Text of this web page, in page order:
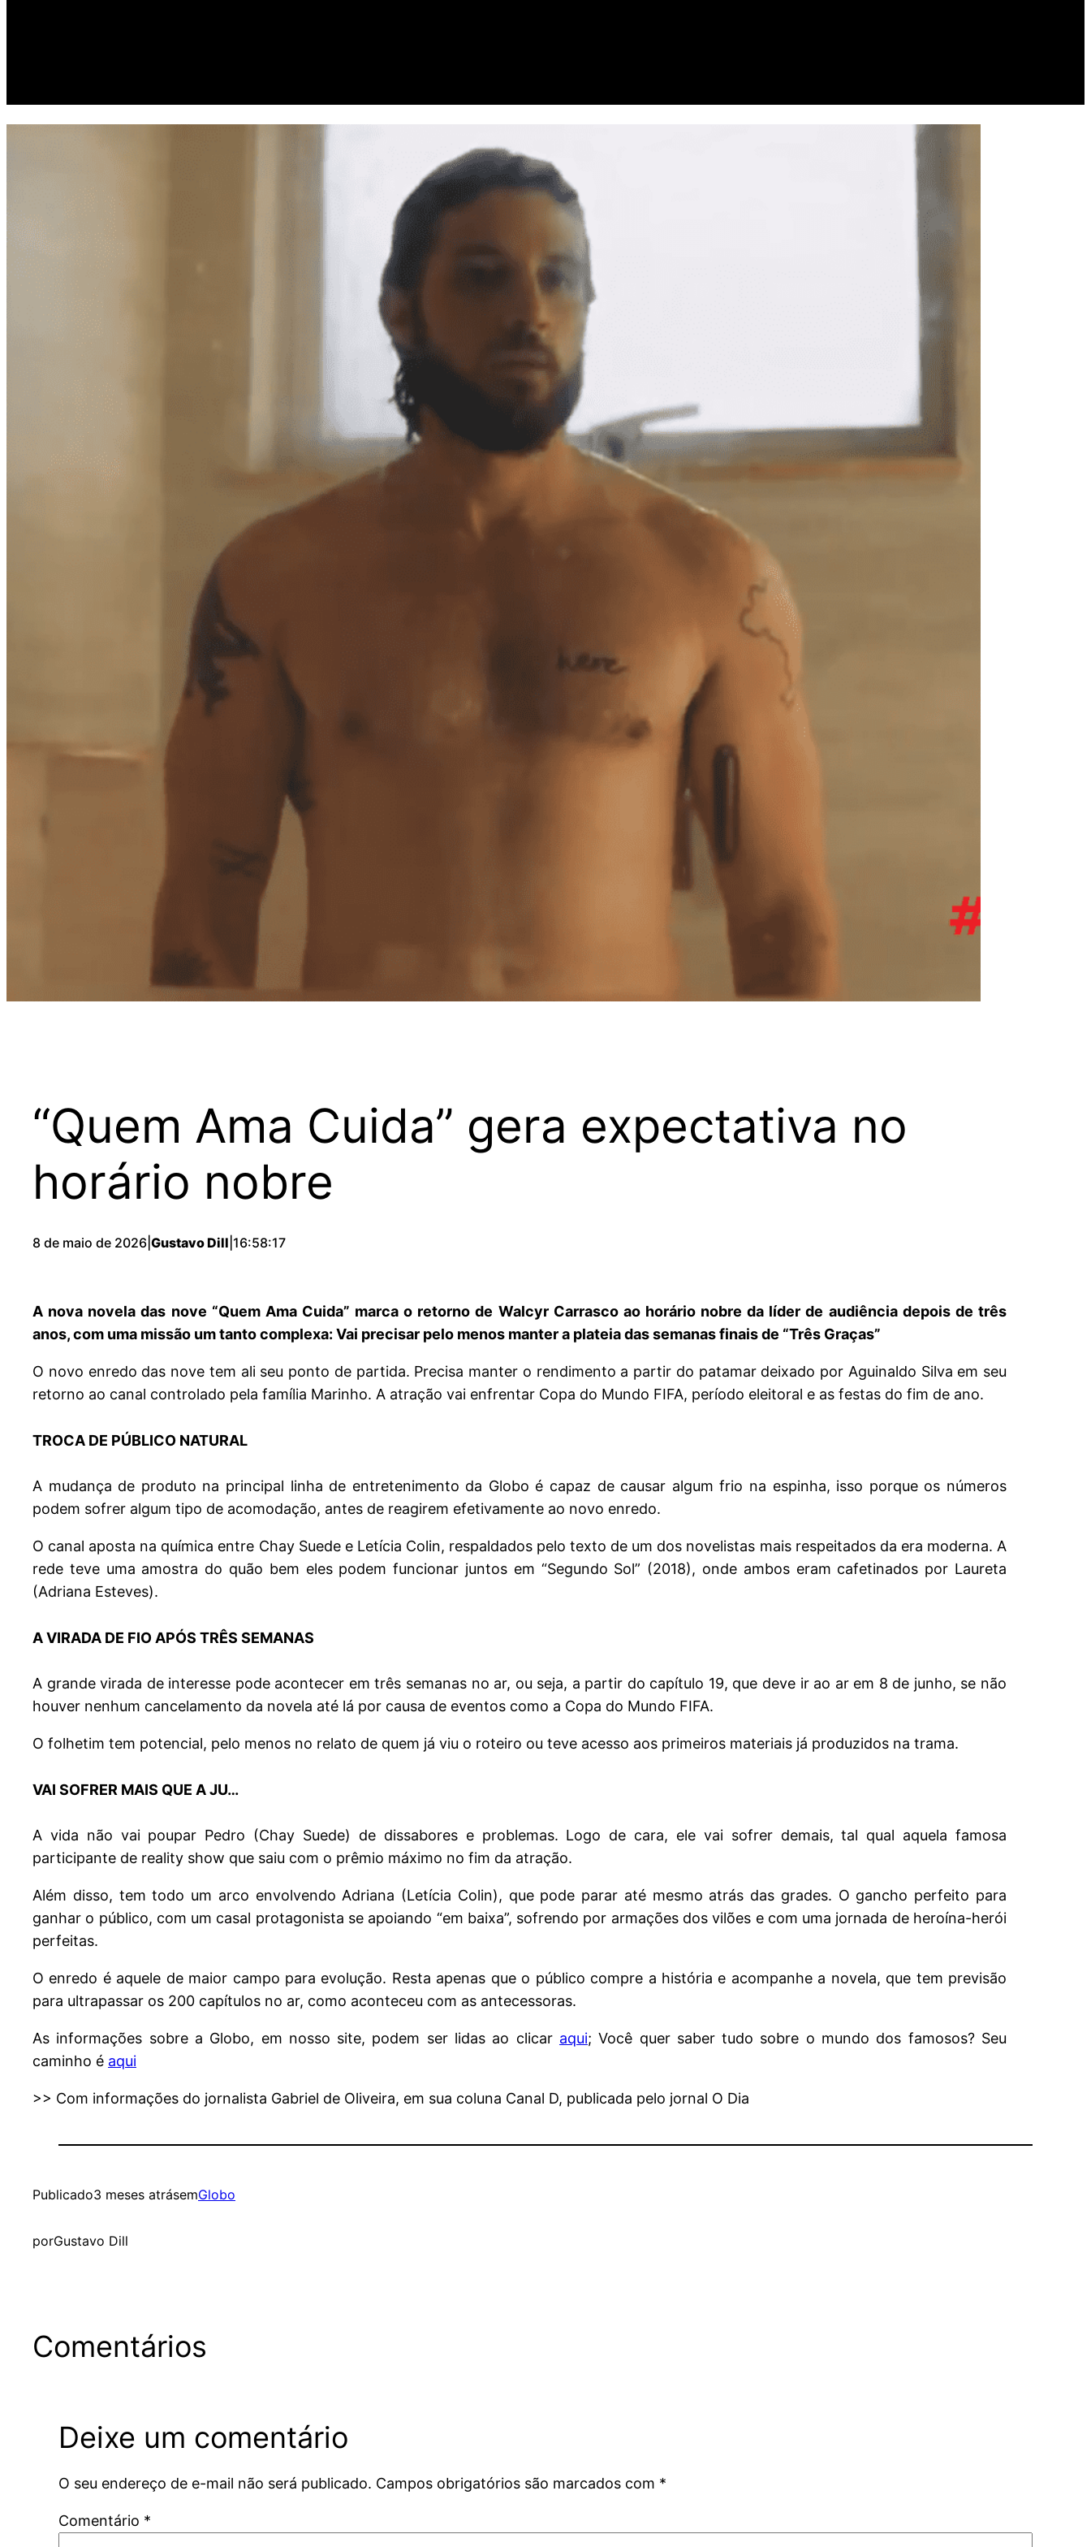
“Quem Ama Cuida” gera expectativa no
horário nobre
8 de maio de 2026 Gustavo Dill 16:58:17
A nova novela das nove “Quem Ama Cuida” marca o retorno de Walcyr Carrasco ao horário nobre da líder de audiência depois de três
anos, com uma missão um tanto complexa: Vai precisar pelo menos manter a plateia das semanas finais de “Três Graças”
O novo enredo das nove tem ali seu ponto de partida. Precisa manter o rendimento a partir do patamar deixado por Aguinaldo Silva em seu
retorno ao canal controlado pela família Marinho. A atração vai enfrentar Copa do Mundo FIFA, período eleitoral e as festas do fim de ano.
TROCA DE PÚBLICO NATURAL
A mudança de produto na principal linha de entretenimento da Globo é capaz de causar algum frio na espinha, isso porque os números
podem sofrer algum tipo de acomodação, antes de reagirem efetivamente ao novo enredo.
O canal aposta na química entre Chay Suede e Letícia Colin, respaldados pelo texto de um dos novelistas mais respeitados da era moderna. A
rede teve uma amostra do quão bem eles podem funcionar juntos em “Segundo Sol” (2018), onde ambos eram cafetinados por Laureta
(Adriana Esteves).
A VIRADA DE FIO APÓS TRÊS SEMANAS
A grande virada de interesse pode acontecer em três semanas no ar, ou seja, a partir do capítulo 19, que deve ir ao ar em 8 de junho, se não
houver nenhum cancelamento da novela até lá por causa de eventos como a Copa do Mundo FIFA.
O folhetim tem potencial, pelo menos no relato de quem já viu o roteiro ou teve acesso aos primeiros materiais já produzidos na trama.
VAI SOFRER MAIS QUE A JU…
A vida não vai poupar Pedro (Chay Suede) de dissabores e problemas. Logo de cara, ele vai sofrer demais, tal qual aquela famosa
participante de reality show que saiu com o prêmio máximo no fim da atração.
Além disso, tem todo um arco envolvendo Adriana (Letícia Colin), que pode parar até mesmo atrás das grades. O gancho perfeito para
ganhar o público, com um casal protagonista se apoiando “em baixa”, sofrendo por armações dos vilões e com uma jornada de heroína-herói
perfeitas.
O enredo é aquele de maior campo para evolução. Resta apenas que o público compre a história e acompanhe a novela, que tem previsão
para ultrapassar os 200 capítulos no ar, como aconteceu com as antecessoras.
As informações sobre a Globo, em nosso site, podem ser lidas ao clicar aqui; Você quer saber tudo sobre o mundo dos famosos? Seu
caminho é aqui
>> Com informações do jornalista Gabriel de Oliveira, em sua coluna Canal D, publicada pelo jornal O Dia
Publicado3 meses atrásemGlobo
porGustavo Dill
Comentários
Deixe um comentário
O seu endereço de e-mail não será publicado. Campos obrigatórios são marcados com *
Comentário *